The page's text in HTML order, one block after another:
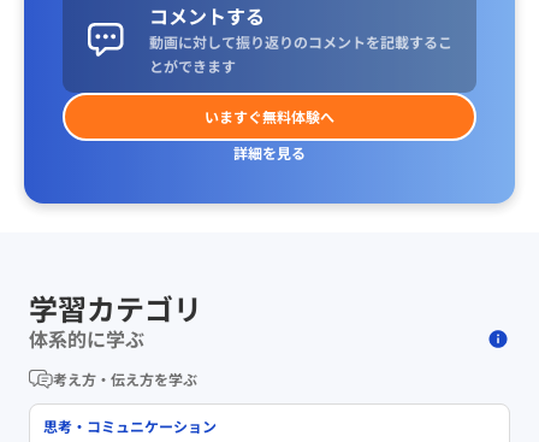
コメントする
動画に対して振り返りのコメントを記載するこ
とができます
いますぐ無料体験へ
詳細を見る
学習カテゴリ
体系的に学ぶ
考え方・伝え方を学ぶ
思考・コミュニケーション